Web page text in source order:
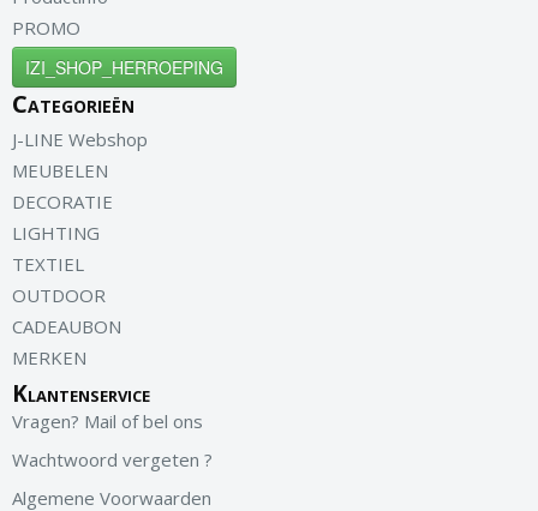
PROMO
IZI_SHOP_HERROEPING
Categorieën
J-LINE Webshop
MEUBELEN
DECORATIE
LIGHTING
TEXTIEL
OUTDOOR
CADEAUBON
MERKEN
Klantenservice
Vragen? Mail of bel ons
Wachtwoord vergeten ?
Algemene Voorwaarden